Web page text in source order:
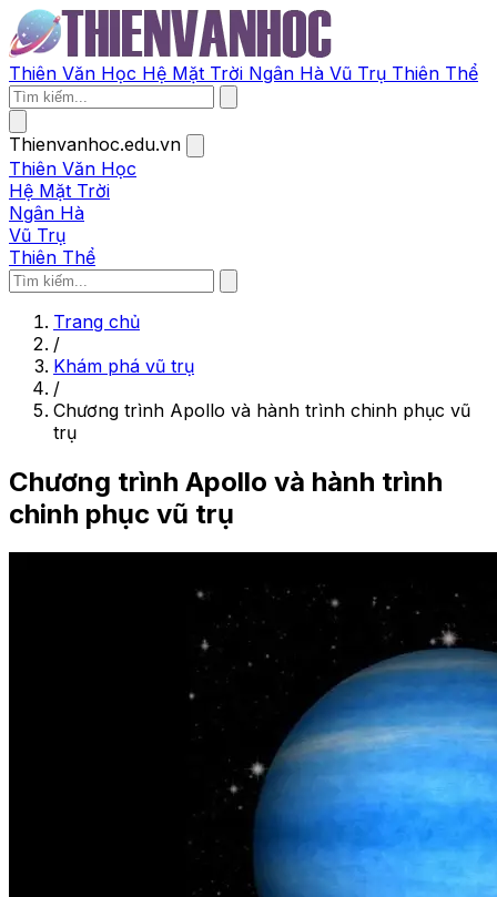
Thiên Văn Học Hệ Mặt Trời Ngân Hà Vũ Trụ Thiên Thể
Thienvanhoc.edu.vn
Thiên Văn Học
Hệ Mặt Trời
Ngân Hà
Vũ Trụ
Thiên Thể
Trang chủ
/
Khám phá vũ trụ
/
Chương trình Apollo và hành trình chinh phục vũ
trụ
Chương trình Apollo và hành trình
chinh phục vũ trụ